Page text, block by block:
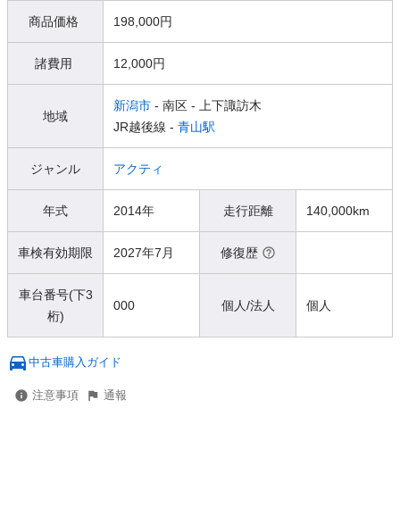
商品価格 198,000円
諸費用 12,000円
地域
新潟市 - 南区 - 上下諏訪木
JR越後線 - 青山駅
ジャンル アクティ
年式 2014年 走行距離 140,000km
車検有効期限 2027年7月 修復歴
車台番号(下3
桁)
000 個人/法人 個人
中古車購入ガイド
注意事項 通報